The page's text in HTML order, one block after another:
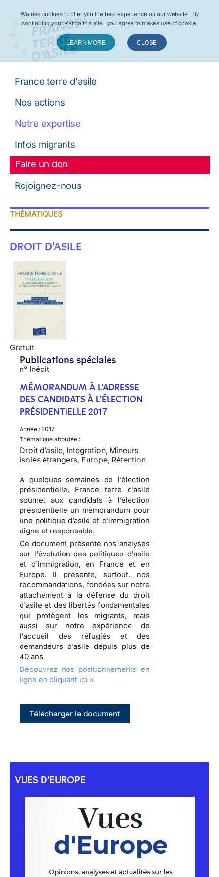
France terre d'asile
Nos actions
Notre expertise
Infos migrants
Faire un don
Rejoignez-nous
THÉMATIQUES
DROIT D'ASILE
Gratuit
Publications spéciales
n° Inédit
MÉMORANDUM À L'ADRESSE
DES CANDIDATS À L'ÉLECTION
PRÉSIDENTIELLE 2017
Année : 2017
Thématique abordée :
Droit d’asile, Intégration, Mineurs
isolés étrangers, Europe, Rétention
À quelques semaines de l’élection
présidentielle, France terre d’asile
soumet aux candidats à l’élection
présidentielle un mémorandum pour
une politique d’asile et d’immigration
digne et responsable.
Ce document présente nos analyses
sur l'évolution des politiques d'asile
et d'immigration, en France et en
Europe. Il présente, surtout, nos
recommandations, fondées sur notre
attachement à la défense du droit
d'asile et des libertés fondamentales
qui protègent les migrants, mais
aussi sur notre expérience de
l'accueil des réfugiés et des
demandeurs d’asile depuis plus de
40 ans.
Découvrez nos positionnements en
ligne en cliquant ici >
Télécharger le document
VUES D'EUROPE
We use cookies to offer you the best experience on our website . By
continuing your visit to this site , you agree to makes use of cookie.
LEARN MORE CLOSE